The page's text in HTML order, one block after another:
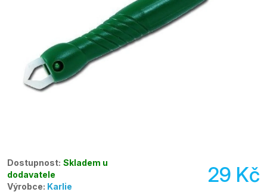
Dostupnost: Skladem u
dodavatele
Výrobce: Karlie 29 Kč